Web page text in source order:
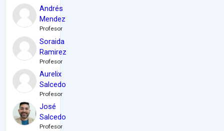
Andrés
Mendez
Profesor
Soraida
Ramirez
Profesor
Aurelix
Salcedo
Profesor
José
Salcedo
Profesor